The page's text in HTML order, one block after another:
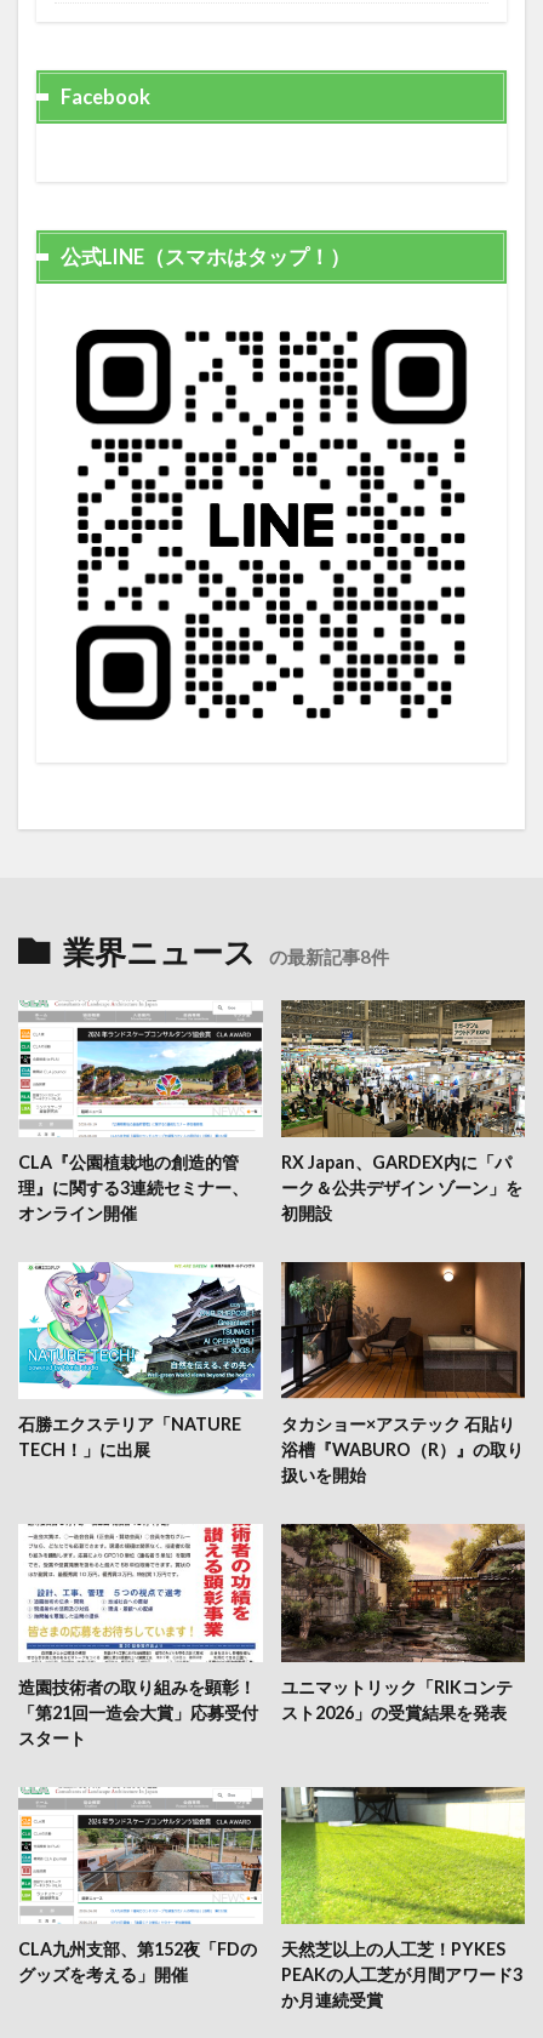
Facebook
公式LINE（スマホはタップ！）
業界ニュース の最新記事8件
CLA『公園植栽地の創造的管
理』に関する3連続セミナー、
オンライン開催
RX Japan、GARDEX内に「パ
ーク＆公共デザイン ゾーン」を
初開設
石勝エクステリア「NATURE
TECH！」に出展
タカショー×アステック 石貼り
浴槽『WABURO（R）』の取り
扱いを開始
造園技術者の取り組みを顕彰！
「第21回一造会大賞」応募受付
スタート
ユニマットリック「RIKコンテ
スト2026」の受賞結果を発表
CLA九州支部、第152夜「FDの
グッズを考える」開催
天然芝以上の人工芝！PYKES
PEAKの人工芝が月間アワード3
か月連続受賞